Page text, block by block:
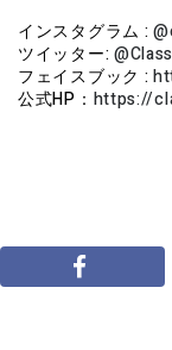
インスタグラム :
ツイッター:
フェイスブック :
公式HP： https://